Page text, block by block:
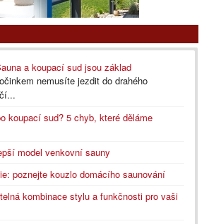
a koupací sud jsou základ
nemusíte jezdit do drahého
koupací sud? 5 chyb, které děláme
model venkovní sauny
poznejte kouzlo domácího saunování
kombinace stylu a funkčnosti pro vaši